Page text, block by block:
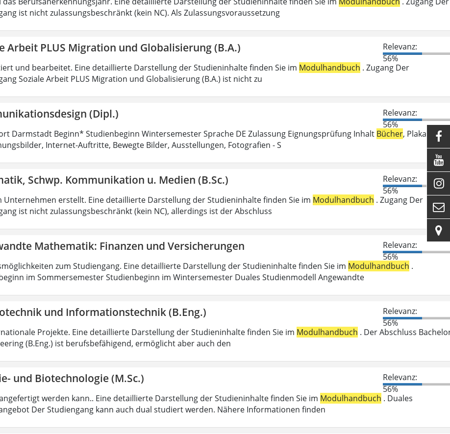
ist nicht zulassungsbeschränkt (kein NC). Als Zulassungsvoraussetzung
Arbeit PLUS Migration und Globalisierung (B.A.)
Relevanz:
56%
und bearbeitet. Eine detaillierte Darstellung der Studieninhalte finden Sie im Modulhandbuch . Zugang Der
Soziale Arbeit PLUS Migration und Globalisierung (B.A.) ist nicht zu
(Dipl.)
Relevanz:
56%
Darmstadt Beginn* Studienbeginn Wintersemester Sprache DE Zulassung Eignungsprüfung Inhalt Bücher, Plakate,
Internet-Auftritte, Bewegte Bilder, Ausstellungen, Fotografien - S
Schwp. Kommunikation u. Medien (B.Sc.)
Relevanz:
56%
Unternehmen erstellt. Eine detaillierte Darstellung der Studieninhalte finden Sie im Modulhandbuch . Zugang Der
ist nicht zulassungsbeschränkt (kein NC), allerdings ist der Abschluss
Mathematik: Finanzen und Versicherungen
Relevanz:
56%
zum Studiengang. Eine detaillierte Darstellung der Studieninhalte finden Sie im Modulhandbuch .
im Sommersemester Studienbeginn im Wintersemester Duales Studienmodell Angewandte
und Informationstechnik (B.Eng.)
Relevanz:
56%
Projekte. Eine detaillierte Darstellung der Studieninhalte finden Sie im Modulhandbuch . Der Abschluss
(B.Eng.) ist berufsbefähigend, ermöglicht aber auch den
und Biotechnologie (M.Sc.)
Relevanz:
56%
werden kann.. Eine detaillierte Darstellung der Studieninhalte finden Sie im Modulhandbuch . Duales
Der Studiengang kann auch dual studiert werden. Nähere Informationen finden




